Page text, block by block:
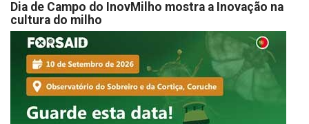
Dia de Campo do InovMilho mostra a Inovação na
cultura do milho